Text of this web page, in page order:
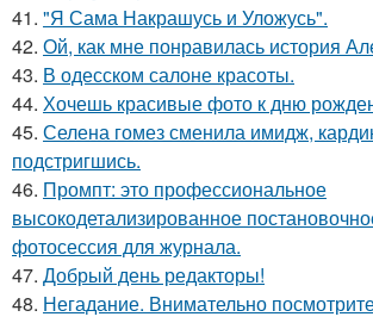
41. "Я Сама Накрашусь и Уложусь".
42. Ой, как мне понравилась история
43. В одесском салоне красоты.
44. Хочешь красивые фото к дню
45. Селена гомез сменила имидж,
подстригшись.
46. Промпт: это профессиональное
высокодетализированное
фотосессия для журнала.
47. Добрый день редакторы!
48. Негадание. Внимательно